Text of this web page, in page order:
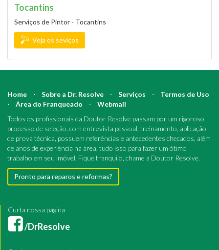
Tocantins
Serviços de Pintor - Tocantins
Veja os seviços
Home ⋅ Sobre a Dr. Resolve ⋅ Serviços ⋅
Termos de Uso
⋅
Área do Franqueado ⋅
Webmail
Todos os profissionais da Doutor Resolve passam por um rigoroso
processo de seleção, com entrevista pessoal, treinamento, aplicação
de prova técnica, possuem referências e antecedentes checados, além
de anos de experiência na área, tudo isso para fazer um ótimo
trabalho em seu imóvel. Fique tranquilo, chame a Doutor Resolve.
Pronto para reparos e reformas?
Curta nossa página
/DrResolve